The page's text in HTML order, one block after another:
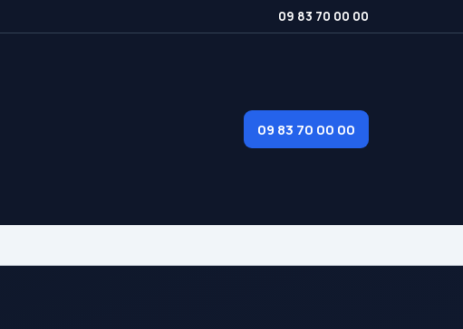
09 83 70 00 00
09 83 70 00 00